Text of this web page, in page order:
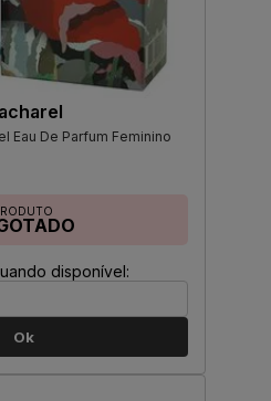
Eau De Parfum Feminino
disponível:
Ok